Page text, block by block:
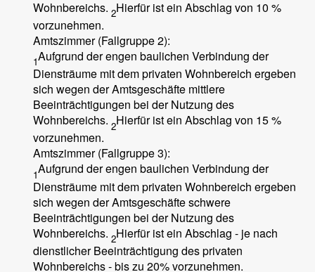
Wohnbereichs.2Hierfür ist ein Abschlag von 10 %
vorzunehmen.
Amtszimmer (Fallgruppe 2):
1Aufgrund der engen baulichen Verbindung der
Diensträume mit dem privaten Wohnbereich ergeben
sich wegen der Amtsgeschäfte mittlere
Beeinträchtigungen bei der Nutzung des
Wohnbereichs. 2Hierfür ist ein Abschlag von 15 %
vorzunehmen.
Amtszimmer (Fallgruppe 3):
1Aufgrund der engen baulichen Verbindung der
Diensträume mit dem privaten Wohnbereich ergeben
sich wegen der Amtsgeschäfte schwere
Beeinträchtigungen bei der Nutzung des
Wohnbereichs. 2Hierfür ist ein Abschlag - je nach
dienstlicher Beeinträchtigung des privaten
Wohnbereichs - bis zu 20% vorzunehmen.